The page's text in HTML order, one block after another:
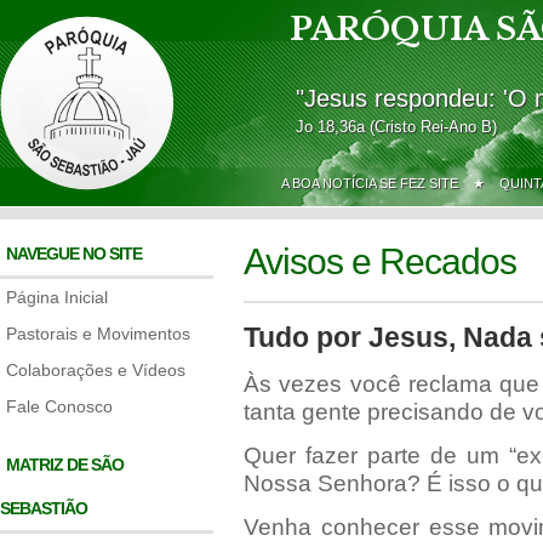
PARÓQUIA
"Jesus respondeu: 'O
Jo 18,36a (Cristo Rei-Ano B)
A BOA NOTÍCIA SE FEZ SITE ★
NAVEGUE NO SITE
Página Inicial
Pastorais e Movimentos
Colaborações e Vídeos
Fale Conosco
MATRIZ DE SÃO
SEBASTIÃO
Avisos e Recados
Tudo por Jesus, Nada
Às vezes você reclama
tanta gente precisando de
Quer fazer parte de um
Nossa Senhora? É isso o
Venha conhecer esse